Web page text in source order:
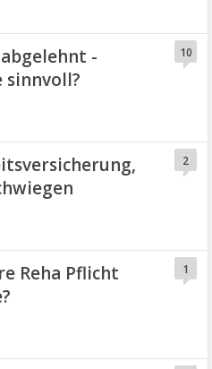
-
sinnvoll?
10
2
Reha Pflicht
1